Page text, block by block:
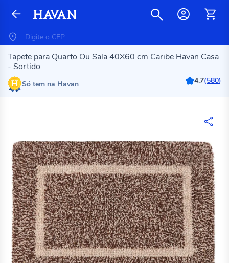
Tapete para Quarto Ou Sala 40X60 cm Caribe Havan Casa
- Sortido
Só tem na Havan 4.7(580)